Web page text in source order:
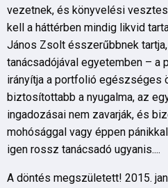
vezetnek, és könyvelési
kell a háttérben mindig likvid
János Zsolt ésszerűbbnek
tanácsadójával egyetemben – a
irányítja a portfolió egészséges
biztosítottabb a nyugalma, az
ingadozásai nem zavarják, és
mohósággal vagy éppen
igen rossz tanácsadó ugyanis....
A döntés megszületett! 2015.